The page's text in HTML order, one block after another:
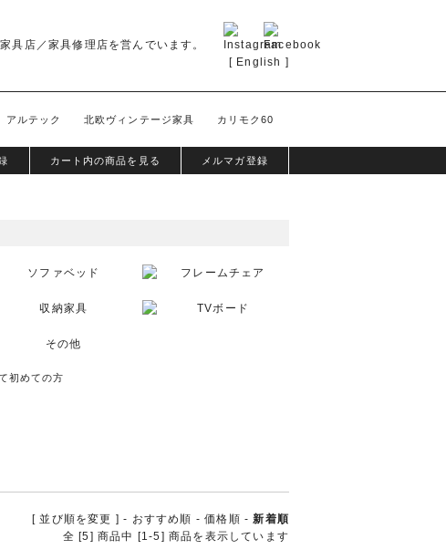
具店／家具修理店を営んでいます。
[ English ]
アルテック 北欧ヴィンテージ家具 カリモク60
カート内の商品を見る メルマガ登録
[ 並び順を変更 ] - おすすめ順 -価格順 -新着順
全 [5] 商品中 [1-5] 商品を表示しています